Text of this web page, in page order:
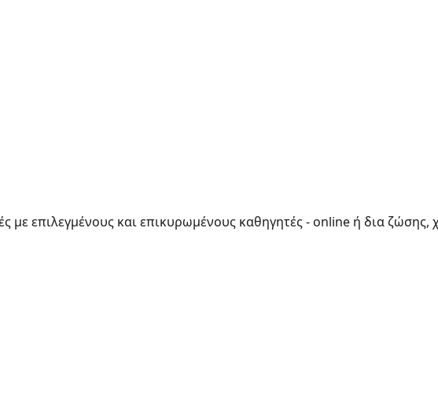
με επιλεγμένους και επικυρωμένους καθηγητές - online ή δια ζώσης,